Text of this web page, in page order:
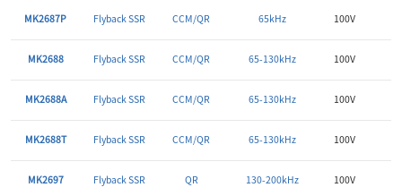
MK2687P Flyback SSR CCM/QR 65kHz 100V
MK2688 Flyback SSR CCM/QR 65-130kHz 100V
MK2688A Flyback SSR CCM/QR 65-130kHz 100V
MK2688T Flyback SSR CCM/QR 65-130kHz 100V
MK2697 Flyback SSR QR 130-200kHz 100V